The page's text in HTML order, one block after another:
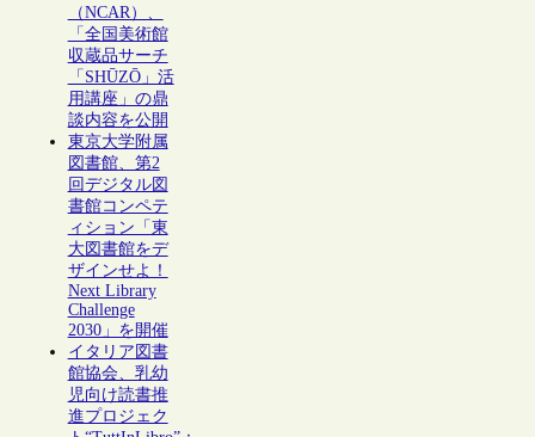
（NCAR）、
「全国美術館
収蔵品サーチ
「SHŪZŌ」活
用講座」の鼎
談内容を公開
東京大学附属
図書館、第2
回デジタル図
書館コンペテ
ィション「東
大図書館をデ
ザインせよ！
Next Library
Challenge
2030」を開催
イタリア図書
館協会、乳幼
児向け読書推
進プロジェク